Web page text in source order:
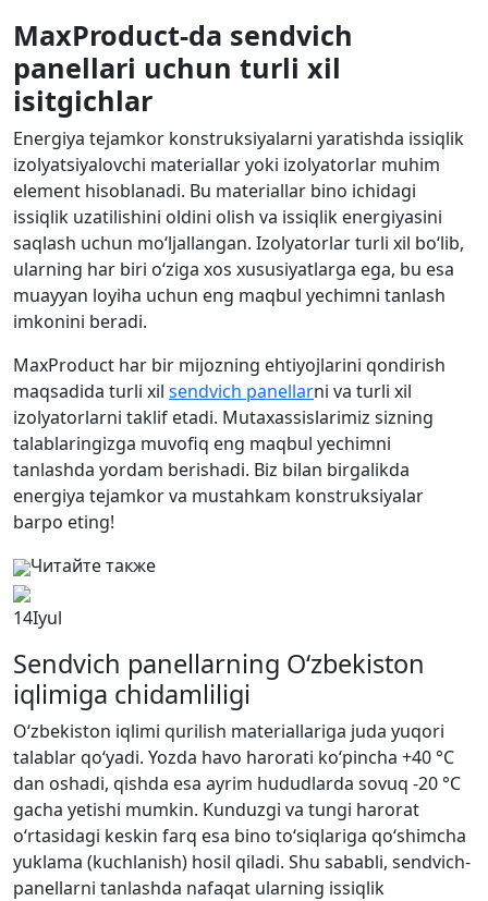
MaxProduct-da sendvich
panellari uchun turli xil
isitgichlar
Energiya tejamkor konstruksiyalarni yaratishda issiqlik
izolyatsiyalovchi materiallar yoki izolyatorlar muhim
element hisoblanadi. Bu materiallar bino ichidagi
issiqlik uzatilishini oldini olish va issiqlik energiyasini
saqlash uchun mo‘ljallangan. Izolyatorlar turli xil bo‘lib,
ularning har biri o‘ziga xos xususiyatlarga ega, bu esa
muayyan loyiha uchun eng maqbul yechimni tanlash
imkonini beradi.
MaxProduct har bir mijozning ehtiyojlarini qondirish
maqsadida turli xil sendvich panellarni va turli xil
izolyatorlarni taklif etadi. Mutaxassislarimiz sizning
talablaringizga muvofiq eng maqbul yechimni
tanlashda yordam berishadi. Biz bilan birgalikda
energiya tejamkor va mustahkam konstruksiyalar
barpo eting!
Читайте также
14Iyul
Sendvich panellarning O‘zbekiston
iqlimiga chidamliligi
O‘zbekiston iqlimi qurilish materiallariga juda yuqori
talablar qo‘yadi. Yozda havo harorati ko‘pincha +40 °C
dan oshadi, qishda esa ayrim hududlarda sovuq -20 °C
gacha yetishi mumkin. Kunduzgi va tungi harorat
o‘rtasidagi keskin farq esa bino to‘siqlariga qo‘shimcha
yuklama (kuchlanish) hosil qiladi. Shu sababli, sendvich-
panellarni tanlashda nafaqat ularning issiqlik